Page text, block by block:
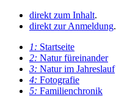
direkt zum Inhalt.
direkt zur Anmeldung.
1: Startseite
2: Natur füreinander
3: Natur im Jahreslauf
4: Fotografie
5: Familienchronik